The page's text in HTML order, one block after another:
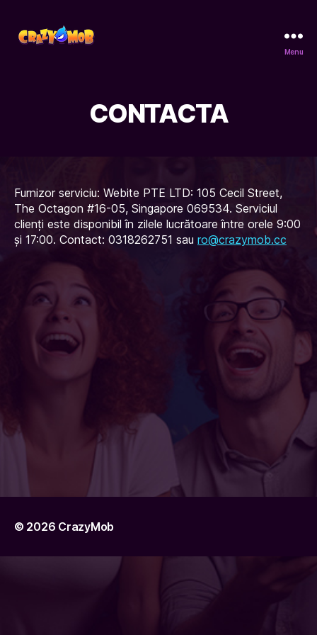
Menu
CONTACTA
Furnizor serviciu: Webite PTE LTD: 105 Cecil Street,
The Octagon #16-05, Singapore 069534. Serviciul
clienți este disponibil în zilele lucrătoare între orele 9:00
și 17:00. Contact: 0318262751 sau ro@crazymob.cc
© 2026 CrazyMob